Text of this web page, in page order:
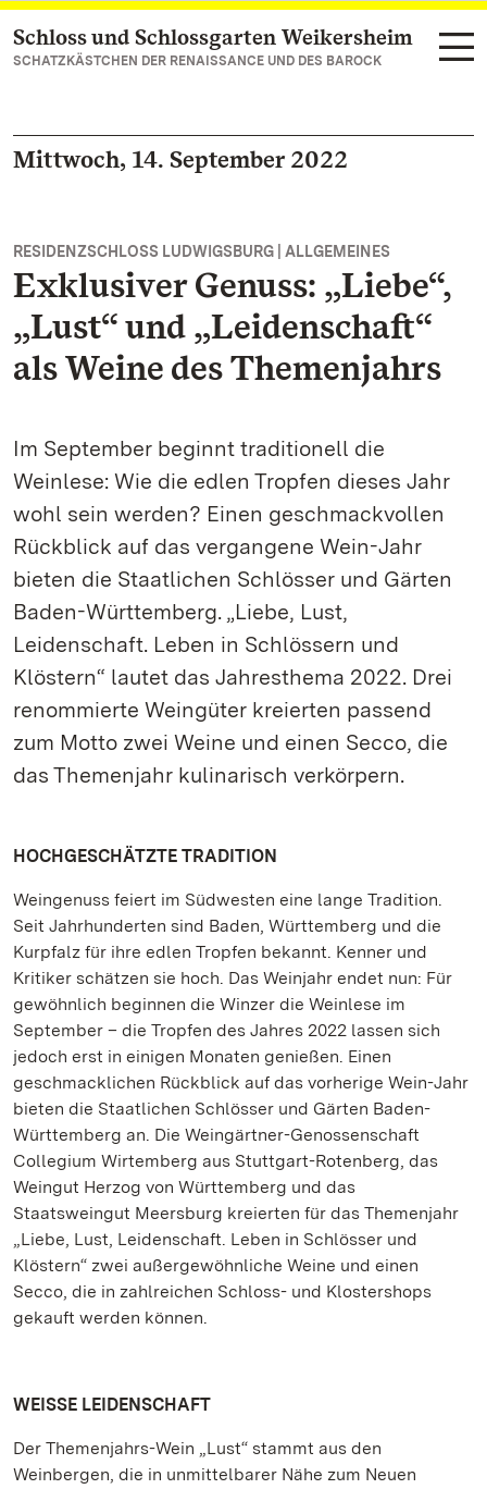
Zum Hauptinhalt springen
Schloss und Schlossgarten Weikersheim
SCHATZKÄSTCHEN DER RENAISSANCE UND DES BAROCK
Mittwoch, 14. September 2022
RESIDENZSCHLOSS LUDWIGSBURG | ALLGEMEINES
Exklusiver Genuss: „Liebe“,
„Lust“ und „Leidenschaft“
als Weine des Themenjahrs
Im September beginnt traditionell die
Weinlese: Wie die edlen Tropfen dieses Jahr
wohl sein werden? Einen geschmackvollen
Rückblick auf das vergangene Wein-Jahr
bieten die Staatlichen Schlösser und Gärten
Baden-Württemberg. „Liebe, Lust,
Leidenschaft. Leben in Schlössern und
Klöstern“ lautet das Jahresthema 2022. Drei
renommierte Weingüter kreierten passend
zum Motto zwei Weine und einen Secco, die
das Themenjahr kulinarisch verkörpern.
HOCHGESCHÄTZTE TRADITION
Weingenuss feiert im Südwesten eine lange Tradition.
Seit Jahrhunderten sind Baden, Württemberg und die
Kurpfalz für ihre edlen Tropfen bekannt. Kenner und
Kritiker schätzen sie hoch. Das Weinjahr endet nun: Für
gewöhnlich beginnen die Winzer die Weinlese im
September – die Tropfen des Jahres 2022 lassen sich
jedoch erst in einigen Monaten genießen. Einen
geschmacklichen Rückblick auf das vorherige Wein-Jahr
bieten die Staatlichen Schlösser und Gärten Baden-
Württemberg an. Die Weingärtner-Genossenschaft
Collegium Wirtemberg aus Stuttgart-Rotenberg, das
Weingut Herzog von Württemberg und das
Staatsweingut Meersburg kreierten für das Themenjahr
„Liebe, Lust, Leidenschaft. Leben in Schlösser und
Klöstern“ zwei außergewöhnliche Weine und einen
Secco, die in zahlreichen Schloss- und Klostershops
gekauft werden können.
WEISSE LEIDENSCHAFT
Der Themenjahrs-Wein „Lust“ stammt aus den
Weinbergen, die in unmittelbarer Nähe zum Neuen